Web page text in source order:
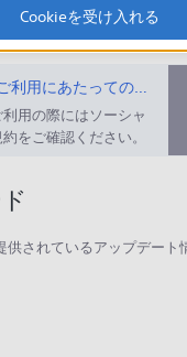
ド 取扱説明書
動画でサポートご利用にあたってのお願い
用の際にはソーシャ
をご確認ください。
供されているアップデート
Cookieを受け入れる